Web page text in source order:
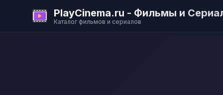
PlayCinema.ru - Фильмы и
Каталог фильмов и сериалов